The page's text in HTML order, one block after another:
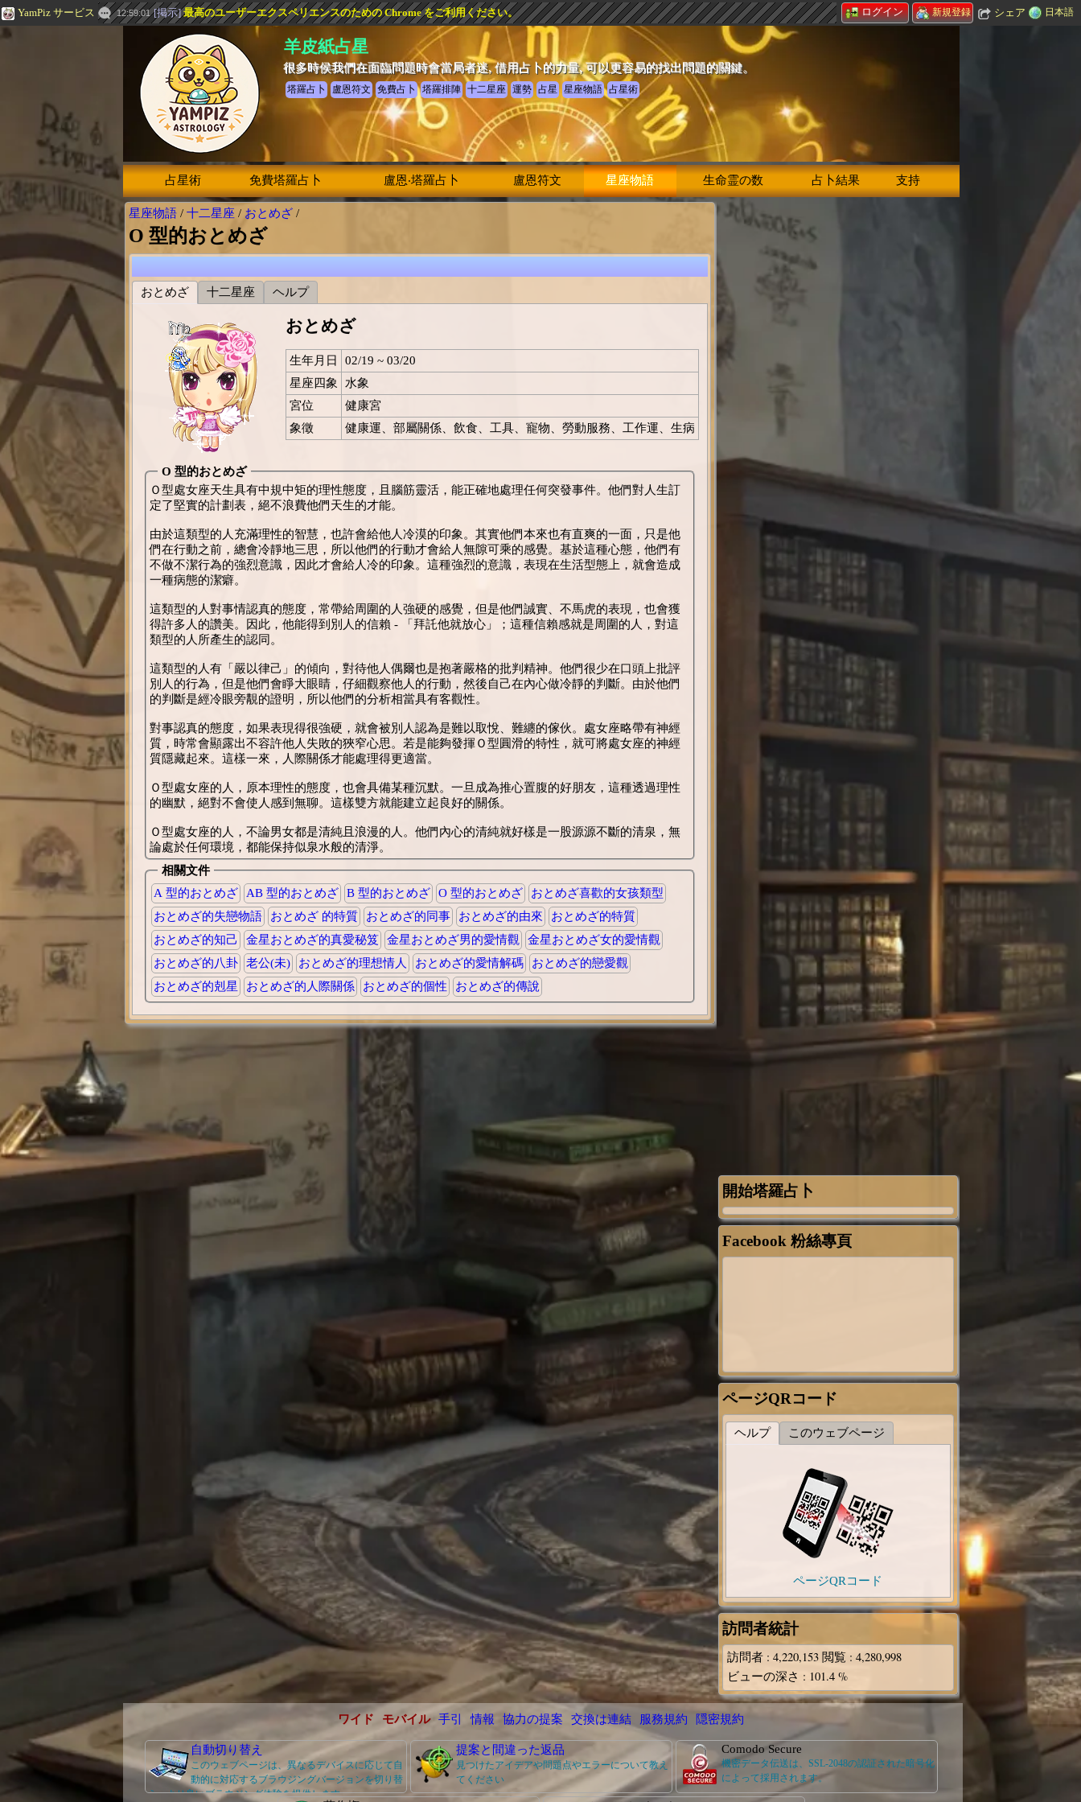
YamPiz サービス 12:59:01 [掲示]最高のユーザーエクスペリエンスのための Chrome をご利用ください。 ログイン 新規登録 シェア 日本語
羊皮紙占星
很多時侯我們在面臨問題時會當局者迷, 借用占卜的力量, 可以更容易的找出問題的關鍵。
塔羅占卜 盧恩符文 免費占卜 塔羅排陣 十二星座 運勢 占星 星座物語 占星術
占星術 免費塔羅占卜 盧恩‧塔羅占卜 盧恩符文 星座物語 生命霊の数 占卜結果 支持
星座物語/ 十二星座 / おとめざ/
O 型的おとめざ
おとめざ 十二星座 ヘルプ
おとめざ
生年月日
02/19 ~ 03/20
星座四象
水象
宮位
健康宮
象徵
健康運、部屬關係、飲食、工具、寵物、勞動服務、工作運、生病
O 型的おとめざ
Ｏ型處女座天生具有中規中矩的理性態度，且腦筋靈活，能正確地處理任何突發事件。他們對人生訂
定了堅實的計劃表，絕不浪費他們天生的才能。
由於這類型的人充滿理性的智慧，也許會給他人冷漠的印象。其實他們本來也有直爽的一面，只是他
們在行動之前，總會冷靜地三思，所以他們的行動才會給人無隙可乘的感覺。基於這種心態，他們有
不做不潔行為的強烈意識，因此才會給人冷的印象。這種強烈的意識，表現在生活型態上，就會造成
一種病態的潔癖。
這類型的人對事情認真的態度，常帶給周圍的人強硬的感覺，但是他們誠實、不馬虎的表現，也會獲
得許多人的讚美。因此，他能得到別人的信賴 - 「拜託他就放心」；這種信賴感就是周圍的人，對這
類型的人所產生的認同。
這類型的人有「嚴以律己」的傾向，對待他人偶爾也是抱著嚴格的批判精神。他們很少在口頭上批評
別人的行為，但是他們會睜大眼睛，仔細觀察他人的行動，然後自己在內心做冷靜的判斷。由於他們
的判斷是經冷眼旁覯的證明，所以他們的分析相當具有客觀性。
對事認真的態度，如果表現得很強硬，就會被別人認為是難以取悅、難纏的傢伙。處女座略帶有神經
質，時常會顯露出不容許他人失敗的狹窄心思。若是能夠發揮Ｏ型圓滑的特性，就可將處女座的神經
質隱藏起來。這樣一來，人際關係才能處理得更適當。
Ｏ型處女座的人，原本理性的態度，也會具備某種沉默。一旦成為推心置腹的好朋友，這種透過理性
的幽默，絕對不會使人感到無聊。這樣雙方就能建立起良好的關係。
Ｏ型處女座的人，不論男女都是清純且浪漫的人。他們內心的清純就好樣是一股源源不斷的清泉，無
論處於任何環境，都能保持似泉水般的清淨。
相關文件
A 型的おとめざ
AB 型的おとめざ B 型的おとめざ O 型的おとめざ
おとめざ喜歡的女孩類型
おとめざ的失戀物語
おとめざ 的特質 おとめざ的同事 おとめざ的由來
おとめざ的特質
おとめざ的知己
金星おとめざ的真愛秘笈 金星おとめざ男的愛情觀
金星おとめざ女的愛情觀
おとめざ的八卦
老公(未) おとめざ的理想情人 おとめざ的愛情解碼
おとめざ的戀愛觀
おとめざ的剋星
おとめざ的人際關係 おとめざ的個性 おとめざ的傳說
開始塔羅占卜
Facebook 粉絲專頁
ページQRコード
ヘルプ このウェブページ
ページQRコード
訪問者統計
訪問者: 4,220,153 閲覧: 4,280,998
ビューの深さ : 101.4 %
ワイド モバイル 手引 情報 協力の提案 交換は連結 服務規約 隠密規約
自動切り替え
このウェブページは、異なるデバイスに応じて自
動的に対応するブラウジングバージョンを切り替
え、より良いブラウジング体験を提供します。
提案と間違った返品
見つけたアイデアや問題点やエラーについて教え
てください
Comodo Secure
機密データ伝送は、SSL-2048の認証された暗号化
によって採用されます。